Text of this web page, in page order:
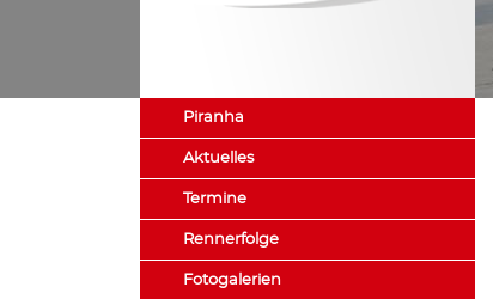
Piranha
Aktuelles
Termine
Rennerfolge
Fotogalerien